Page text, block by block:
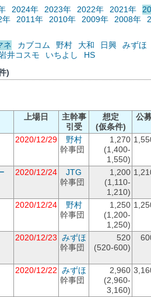
2024年 2023年 2022年 2021年
年 2011年 2010年 2009年 2008年
ネ カブコム 野村 大和 日興 みずほ
井コスモ いちよし
HS
)
上場日
主幹事
引受
想定
(仮条件)
公
2020/12/29
野村
幹事団
1,270
(1,400-
1,550)
2020/12/24
JTG
幹事団
1,200
(1,110-
1,210)
2020/12/24
野村
幹事団
1,250
(1,200-
1,250)
2020/12/23 みずほ
幹事団
520
(520-600)
2020/12/22 みずほ
幹事団
2,960
(2,960-
3,160)